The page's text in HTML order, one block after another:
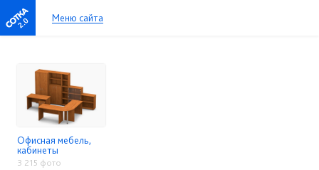
2.0 Меню сайта
Офисная мебель,
кабинеты
3 215 фото